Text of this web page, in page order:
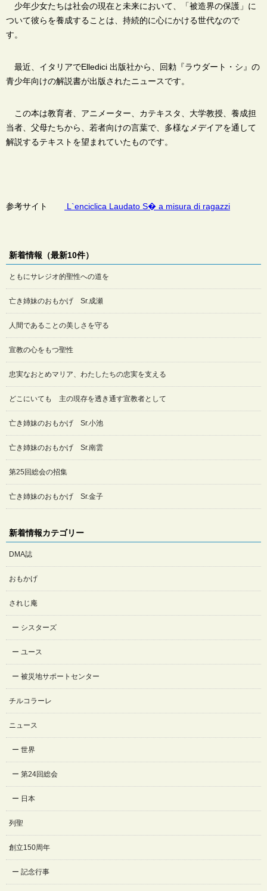
新着情報（最新10件）
ともにサレジオ的聖性への道を
亡き姉妹のおもかげ Sr.成瀬
人間であることの美しさを守る
宣教の心をもつ聖性
忠実なおとめマリア、わたしたちの忠実を支える
どこにいても 主の現存を透き通す宣教者として
亡き姉妹のおもかげ Sr.小池
亡き姉妹のおもかげ Sr.南雲
第25回総会の招集
亡き姉妹のおもかげ Sr.金子
新着情報カテゴリー
DMA誌
おもかげ
されじ庵
シスターズ
ユース
被災地サポートセンター
チルコラーレ
ニュース
世界
第24回総会
日本
列聖
創立150周年
記念行事
少年少女たちは社会の現在と未来において、「被造界の保護」に
ついて彼らを養成することは、持続的に心にかける世代なので
す。
最近、イタリアでElledici 出版社から、回勅『ラウダート・シ』の
青少年向けの解説書が出版されたニュースです。
この本は教育者、アニメーター、カテキスタ、大学教授、養成担
当者、父母たちから、若者向けの言葉で、多様なメデイアを通して
解説するテキストを望まれていたものです。
参考サイト L`enciclica Laudato S� a misura di ragazzi